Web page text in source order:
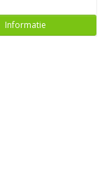
Informatie